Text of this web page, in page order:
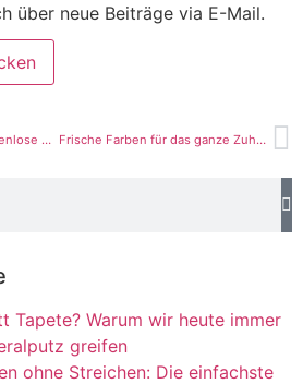
über neue Beiträge via E-Mail.
Bad renovieren – zwei fugenlose Beispiele Frische Farben für das ganze Zuhause
Tapete? Warum wir heute immer
greifen
ohne Streichen: Die einfachste